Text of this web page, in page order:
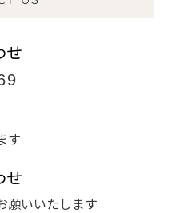
せ
す
せ
願いいたします